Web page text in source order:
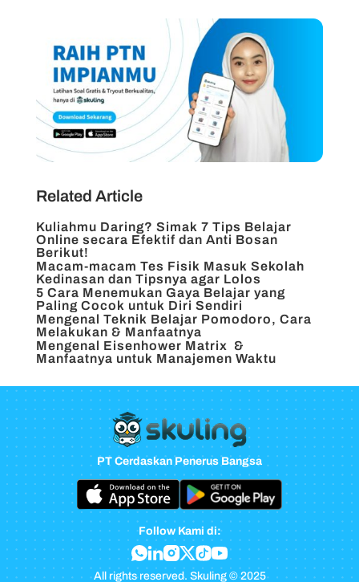
Related Article
Kuliahmu Daring? Simak 7 Tips Belajar
Online secara Efektif dan Anti Bosan
Berikut!
Macam-macam Tes Fisik Masuk Sekolah
Kedinasan dan Tipsnya agar Lolos
5 Cara Menemukan Gaya Belajar yang
Paling Cocok untuk Diri Sendiri
Mengenal Teknik Belajar Pomodoro, Cara
Melakukan & Manfaatnya
Mengenal Eisenhower Matrix &
Manfaatnya untuk Manajemen Waktu
PT Cerdaskan Penerus Bangsa
Follow Kami di:
All rights reserved. Skuling © 2025